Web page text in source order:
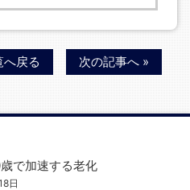
へ戻る 次の記事へ »
で加速する老化
日